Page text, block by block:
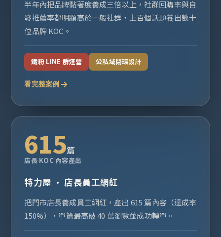
半年內把品牌黏著度養成三倍以上，社群回購率與自
發推薦率都明顯高於一般社群，上百個話題養出數十
位品牌 KOC。
鐵粉 LINE 群運營 公私域閉環設計
看完整案例
615篇
店長 KOC 內容產出
特力屋 · 店長員工網紅
把門市店長養成員工網紅，產出 615 篇內容（達成率
150%），單篇最高破 40 萬瀏覽並成功轉單。